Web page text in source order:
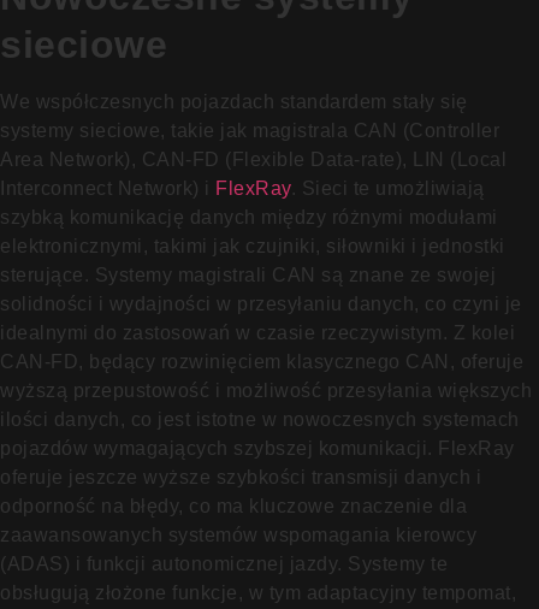
sieciowe
We współczesnych pojazdach standardem stały się
systemy sieciowe, takie jak magistrala CAN (Controller
Area Network), CAN-FD (Flexible Data-rate), LIN (Local
Interconnect Network) i FlexRay. Sieci te umożliwiają
szybką komunikację danych między różnymi modułami
elektronicznymi, takimi jak czujniki, siłowniki i jednostki
sterujące. Systemy magistrali CAN są znane ze swojej
solidności i wydajności w przesyłaniu danych, co czyni je
idealnymi do zastosowań w czasie rzeczywistym. Z kolei
CAN-FD, będący rozwinięciem klasycznego CAN, oferuje
wyższą przepustowość i możliwość przesyłania większych
ilości danych, co jest istotne w nowoczesnych systemach
pojazdów wymagających szybszej komunikacji. FlexRay
oferuje jeszcze wyższe szybkości transmisji danych i
odporność na błędy, co ma kluczowe znaczenie dla
zaawansowanych systemów wspomagania kierowcy
(ADAS) i funkcji autonomicznej jazdy. Systemy te
obsługują złożone funkcje, w tym adaptacyjny tempomat,